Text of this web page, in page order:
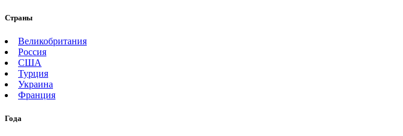
Страны
Великобритания
Россия
США
Турция
Украина
Франция
Года